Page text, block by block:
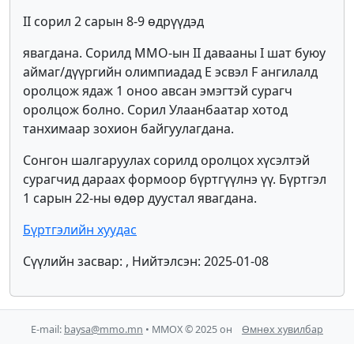
II сорил 2 сарын 8-9 өдрүүдэд
явагдана. Сорилд ММО-ын II давааны I шат буюу
аймаг/дүүргийн олимпиадад E эсвэл F ангилалд
оролцож ядаж 1 оноо авсан эмэгтэй сурагч
оролцож болно. Сорил Улаанбаатар хотод
танхимаар зохион байгуулагдана.
Сонгон шалгаруулах сорилд оролцох хүсэлтэй
сурагчид дараах формоор бүртгүүлнэ үү. Бүртгэл
1 сарын 22-ны өдөр дуустал явагдана.
Бүртгэлийн хуудас
Сүүлийн засвар: , Нийтэлсэн: 2025-01-08
E-mail: baysa@mmo.mn • ММОХ © 2025 он Өмнөх хувилбар